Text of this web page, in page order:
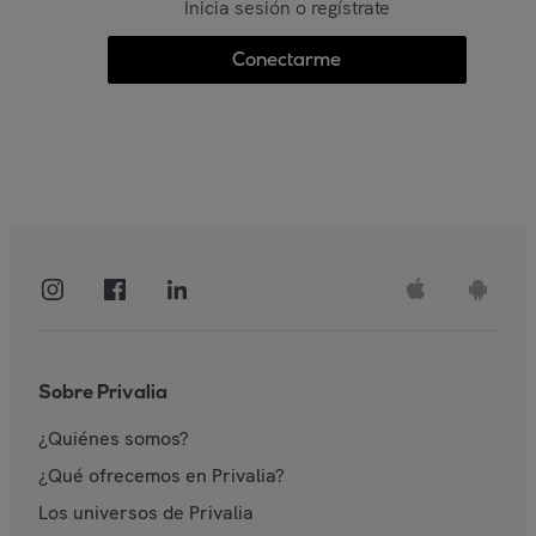
Inicia sesión o regístrate
Conectarme
Sobre Privalia
¿Quiénes somos?
¿Qué ofrecemos en Privalia?
Los universos de Privalia